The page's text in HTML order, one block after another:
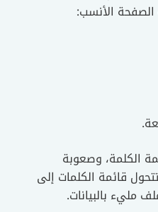
الأنسب:
الكلمة، وصعوبة
قائمة الكلمات إلى
مليء بالبيانات.